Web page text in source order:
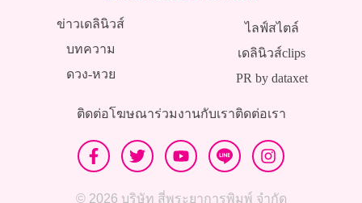
ข่าวเดลินิวส์
บทความ
ดวง-หวย
ไลฟ์สไตล์
เดลินิวส์clips
PR by dataxet
ติดต่อโฆษณาร่วมงานกับเราติดต่อเรา
© 2026 บริษัท สี่พระยาการพิมพ์ จำกัด